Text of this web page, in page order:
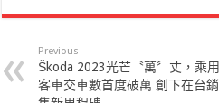
Previous
Škoda 2023光芒〝萬〞丈，乘用
客車交車數首度破萬 創下在台銷